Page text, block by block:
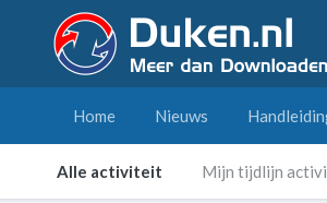
Home Nieuws
Alle activiteit Mijn tijdlijn